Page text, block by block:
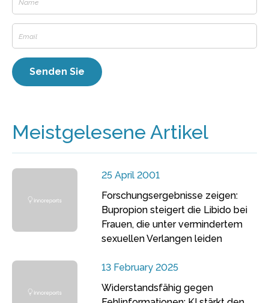
Meistgelesene Artikel
25 April 2001
Forschungsergebnisse zeigen:
Bupropion steigert die Libido bei
Frauen, die unter vermindertem
sexuellen Verlangen leiden
13 February 2025
Widerstandsfähig gegen